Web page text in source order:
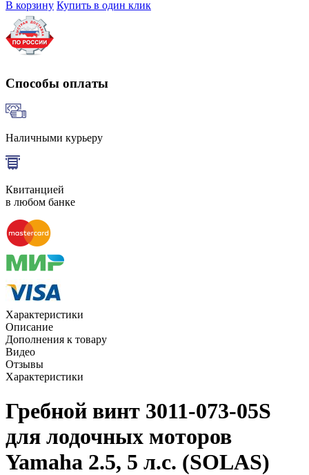
В корзину Купить в один клик
Способы оплаты
Наличными курьеру
Квитанцией
в любом банке
Характеристики
Описание
Дополнения к товару
Видео
Отзывы
Характеристики
Гребной винт 3011-073-05S
для лодочных моторов
Yamaha 2.5, 5 л.с. (SOLAS)